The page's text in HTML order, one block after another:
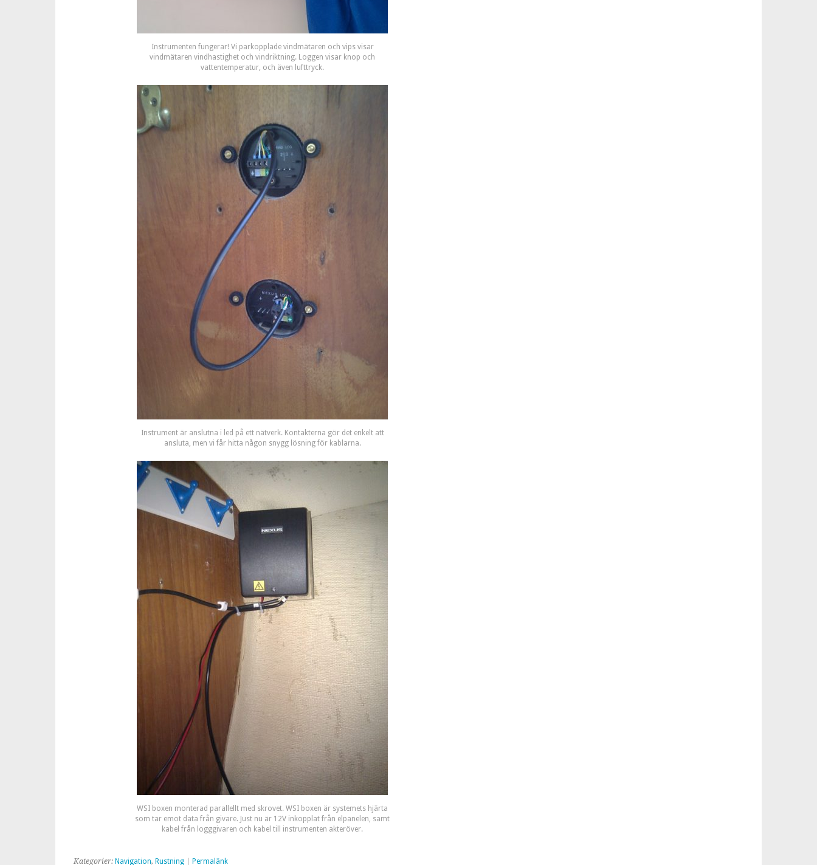
Instrumenten fungerar! Vi parkopplade vindmätaren och vips visar
vindmätaren vindhastighet och vindriktning. Loggen visar knop och
vattentemperatur, och även lufttryck.
Instrument är anslutna i led på ett nätverk. Kontakterna gör det enkelt att
ansluta, men vi får hitta någon snygg lösning för kablarna.
WSI boxen monterad parallellt med skrovet. WSI boxen är systemets hjärta
som tar emot data från givare. Just nu är 12V inkopplat från elpanelen, samt
kabel från logggivaren och kabel till instrumenten akteröver.
Kategorier: Navigation, Rustning Permalänk